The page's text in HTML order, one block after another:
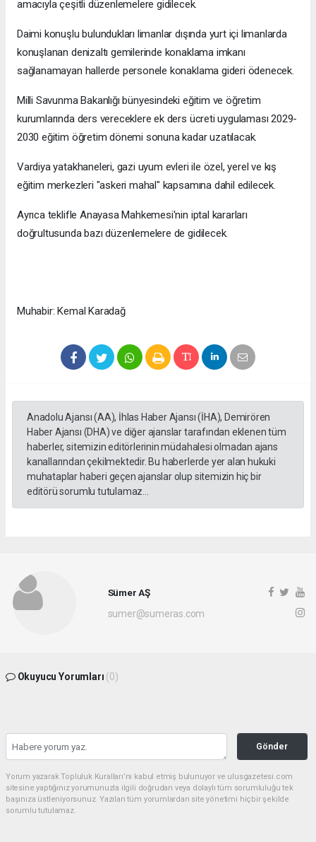
amacıyla çeşitli düzenlemelere gidilecek.
Daimi konuşlu bulundukları limanlar dışında yurt içi limanlarda
konuşlanan denizaltı gemilerinde konaklama imkanı
sağlanamayan hallerde personele konaklama gideri ödenecek.
Milli Savunma Bakanlığı bünyesindeki eğitim ve öğretim
kurumlarında ders vereceklere ek ders ücreti uygulaması 2029-
2030 eğitim öğretim dönemi sonuna kadar uzatılacak.
Vardiya yatakhaneleri, gazi uyum evleri ile özel, yerel ve kış
eğitim merkezleri "askeri mahal" kapsamına dahil edilecek.
Ayrıca teklifle Anayasa Mahkemesi'nin iptal kararları
doğrultusunda bazı düzenlemelere de gidilecek.
Muhabir: Kemal Karadağ
Anadolu Ajansı (AA), İhlas Haber Ajansı (İHA), Demirören
Haber Ajansı (DHA) ve diğer ajanslar tarafından eklenen tüm
haberler, sitemizin editörlerinin müdahalesi olmadan ajans
kanallarından çekilmektedir. Bu haberlerde yer alan hukuki
muhataplar haberi geçen ajanslar olup sitemizin hiç bir
editörü sorumlu tutulamaz...
Sümer AŞ
sumer@sumeras.com
Okuyucu Yorumları (0)
Gönder
Yorum yazarak Topluluk Kuralları’nı kabul etmiş bulunuyor ve ulusgazetesi.com
sitesine yaptığınız yorumunuzla ilgili doğrudan veya dolaylı tüm sorumluluğu tek
başınıza üstleniyorsunuz. Yazılan tüm yorumlardan site yönetimi hiçbir şekilde
sorumlu tutulamaz.